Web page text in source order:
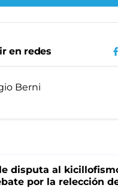
en redes
Berni
disputa al
por la relección